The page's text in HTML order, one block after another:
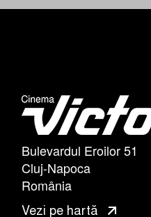
Bulevardul Eroilor 51
Cluj-Napoca
România
Vezi pe hartă